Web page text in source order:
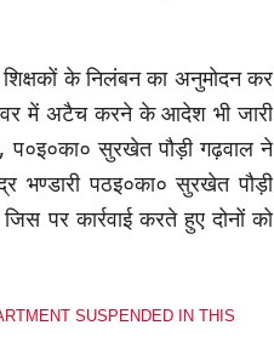
शिक्षकों के निलंबन का अनुमोदन कर
में अटैच करने के आदेश भी जारी
प०इ०का० सुरखेत पौड़ी गढ़वाल ने
भण्डारी पठइ०का० सुरखेत पौड़ी
पर कार्रवाई करते हुए दोनों को
SUSPENDED IN THIS